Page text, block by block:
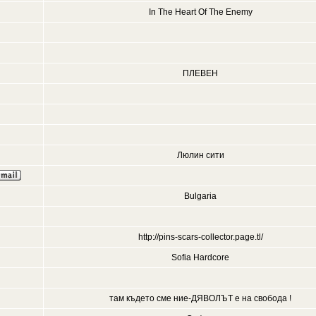
In The Heart Of The Enemy
ПЛЕВЕН
Люлин сити
Bulgaria
http://pins-scars-collector.page.tl/
Sofia Hardcore
там където сме ние-ДЯВОЛЪТ е на свобода !